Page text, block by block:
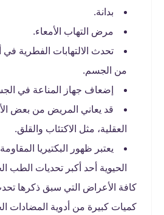
بدانة.
مرض التهاب الأمعاء.
تحدث الالتهابات الفطرية في
من الجسم.
إضعاف جهاز المناعة في
قد يعاني المريض من بعض
العقلية، مثل الاكتئاب والقلق.
يعتبر ظهور البكتيريا
الحيوية أحد أكبر تحديات الطب
كافة الأعراض التي سبق ذكرها
كميات كبيرة من أدوية المضادات